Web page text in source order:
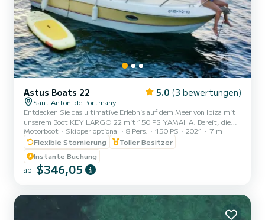
Astus Boats 22 5.0 (3 bewertungen)
Sant Antoni de Portmany
Entdecken Sie das ultimative Erlebnis auf dem Meer von Ibiza mit
unserem Boot KEY LARGO 22 mit 150 PS YAMAHA. Bereit, die
kristallklaren Gewässer von Ibiza zu erkunden? Mit unserem KEY
LARGO 22 PREMIUN BOAT 150CV Yamaha können Sie ein
unglaubliches nautisches Abenteuer erleben. Entspannen Sie sich
einfach und genießen Sie! Warum uns wählen? 1. MINDESTENS
EINEN PNB-NAVIGATIONSLIZENZ HABEN. Wir bieten Ihnen vor
Motorboot Skipper optional 8 Pers. 150 PS 2021
7 m
Flexible Stornierung
Toller Besitzer
Instante Buchung
ab $346,05